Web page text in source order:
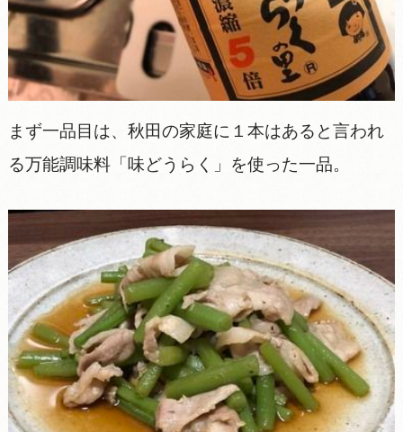
まず一品目は、秋田の家庭に１本はあると言われ
る万能調味料「味どうらく」を使った一品。